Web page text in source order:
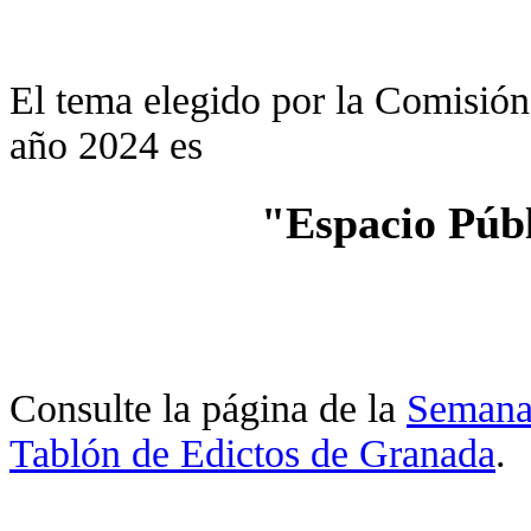
El tema elegido por la
año 2024 es
"Espacio
Consulte la página de la
Tablón de Edictos de Granada.